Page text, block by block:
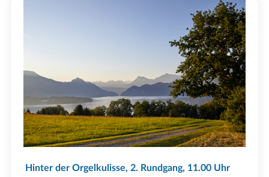
Hinter der Orgelkulisse, 2. Rundgang, 11.00 Uhr